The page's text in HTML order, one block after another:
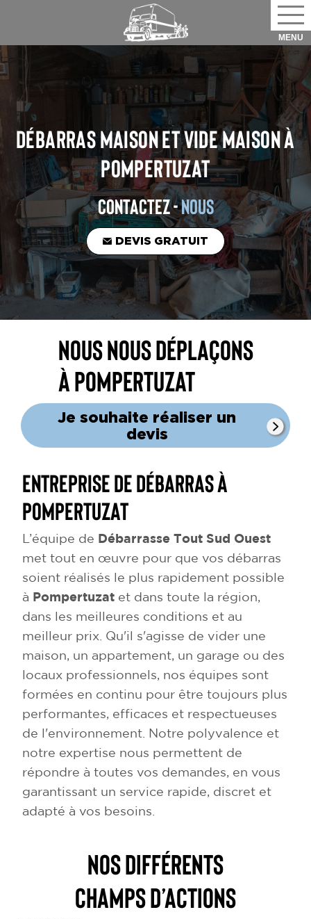
DÉBARRAS MAISON ET VIDE MAISONÀ
POMPERTUZAT
CONTACTEZ -NOUS
DEVIS GRATUIT
Nous nous déplaçons
à Pompertuzat
Je souhaite réaliser un
devis
Entreprise de débarras à
Pompertuzat
L’équipe de
Débarrasse Tout Sud Ouest
met tout en œuvre pour que vos débarras
soient réalisés le plus rapidement possible
à
Pompertuzat et dans toute la région,
dans les meilleures conditions et au
meilleur prix. Qu'il s'agisse de vider une
maison, un appartement, un garage ou des
locaux professionnels, nos équipes sont
formées en continu pour être toujours plus
performantes, efficaces et respectueuses
de l'environnement. Notre polyvalence et
notre expertise nous permettent de
répondre à toutes vos demandes, en vous
garantissant un service rapide, discret et
adapté à vos besoins.
NOS DIFFÉRENTS
CHAMPS D’ACTIONS